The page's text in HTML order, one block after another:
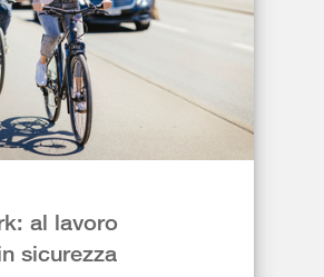
al lavoro
sicurezza